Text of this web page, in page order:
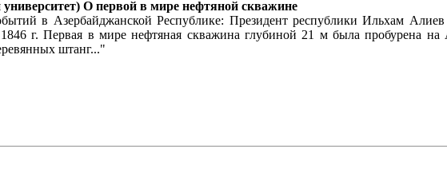
О первой в мире нефтяной скважине
в Азербайджанской Республике: Президент республики Ильхам
г. Первая в мире нефтяная скважина глубиной 21 м была пробурена на
штанг..."